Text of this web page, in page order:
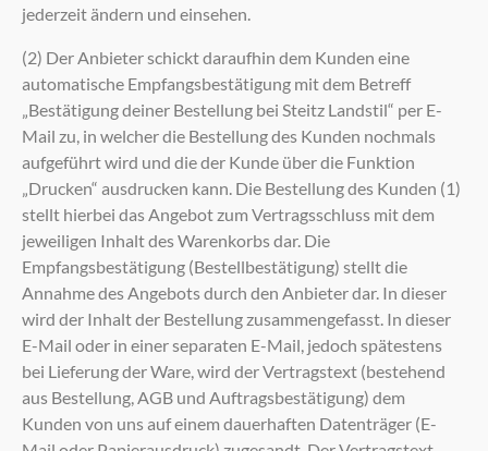
jederzeit ändern und einsehen.
(2) Der Anbieter schickt daraufhin dem Kunden eine
automatische Empfangsbestätigung mit dem Betreff
„Bestätigung deiner Bestellung bei Steitz Landstil“ per E-
Mail zu, in welcher die Bestellung des Kunden nochmals
aufgeführt wird und die der Kunde über die Funktion
„Drucken“ ausdrucken kann. Die Bestellung des Kunden (1)
stellt hierbei das Angebot zum Vertragsschluss mit dem
jeweiligen Inhalt des Warenkorbs dar. Die
Empfangsbestätigung (Bestellbestätigung) stellt die
Annahme des Angebots durch den Anbieter dar. In dieser
wird der Inhalt der Bestellung zusammengefasst. In dieser
E-Mail oder in einer separaten E-Mail, jedoch spätestens
bei Lieferung der Ware, wird der Vertragstext (bestehend
aus Bestellung, AGB und Auftragsbestätigung) dem
Kunden von uns auf einem dauerhaften Datenträger (E-